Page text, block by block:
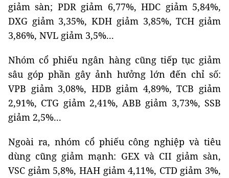
giảm sàn; PDR giảm 6,77%, HDC giảm 5,84%,
DXG giảm 3,35%, KDH giảm 3,85%, TCH giảm
3,86%, NVL giảm 3,5%...
Nhóm cổ phiếu ngân hàng cũng tiếp tục giảm
sâu góp phần gây ảnh hưởng lớn đến chỉ số:
VPB giảm 3,08%, HDB giảm 4,89%, TCB giảm
2,91%, CTG giảm 2,41%, ABB giảm 3,73%, SSB
giảm 2,5%...
Ngoài ra, nhóm cổ phiếu công nghiệp và tiêu
dùng cũng giảm mạnh: GEX và CII giảm sàn,
VSC giảm 5,8%, HAH giảm 4,11%, CTD giảm 3%,